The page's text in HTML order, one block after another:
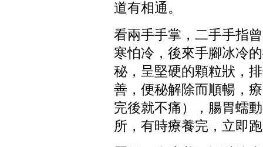
道有相通。
看兩手手掌，二手手指
寒怕冷，後來手腳冰冷
秘，呈堅硬的顆粒狀，
善，便秘解除而順暢，
完後就不痛），腸胃蠕
所，有時療養完，立即